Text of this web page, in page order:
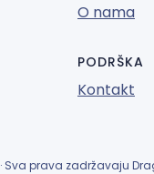
O nama
PODRŠKA
Kontakt
· Sva prava zadržavaju